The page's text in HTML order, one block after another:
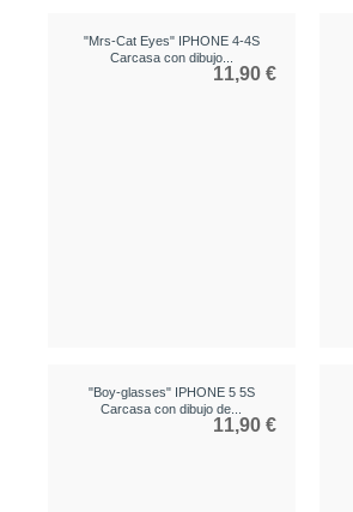
"Mrs-Cat Eyes" IPHONE 4-4S
Carcasa con dibujo...
11,90 €
"Boy-glasses" IPHONE 5 5S
Carcasa con dibujo de...
11,90 €